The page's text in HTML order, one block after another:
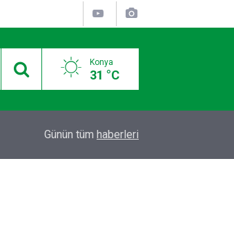
Konya
31 °C
Takla atan otomobildeki Bedirhan öldü, 3 kişi
Günün tüm haberleri